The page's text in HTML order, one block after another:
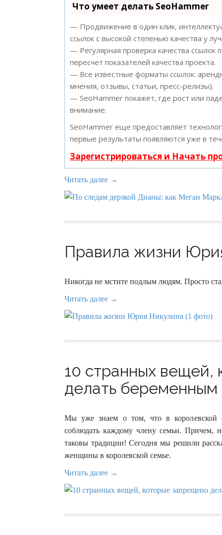
Что умеет делать SeoHammer
— Продвижение в один клик,
ссылок с высокой степенью качества у
— Регулярная проверка качества
пересчет показателей качества проекта.
— Все известные форматы ссылок:
мнения, отзывы, статьи, пресс-релизы).
— SeoHammer покажет, где рост или
внимание.
SeoHammer еще предоставляет
первые результаты появляются уже в
Зарегистрироваться и Начать
Читать далее →
Правила жизни
Никогда не мстите подлым людям. Просто
Читать далее →
10 странных вещей,
делать беременным
Мы уже знаем о том, что в королевской
соблюдать каждому члену семьи. Причем,
таковы традиции! Сегодня мы решили
женщины в королевской семье.
Читать далее →